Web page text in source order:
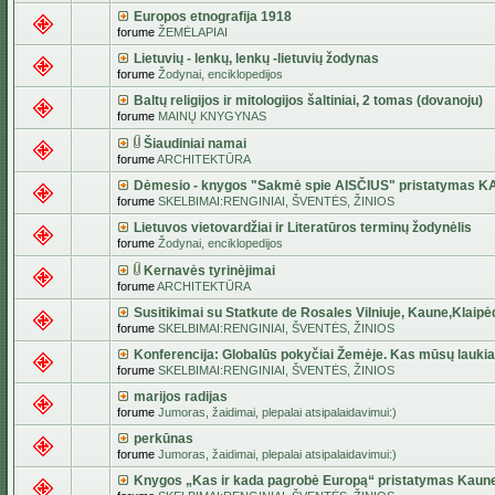
Europos etnografija 1918
forume ŽEMĖLAPIAI
Lietuvių - lenkų, lenkų -lietuvių žodynas
forume Žodynai, enciklopedijos
Baltų religijos ir mitologijos šaltiniai, 2 tomas (dovanoju)
forume MAINŲ KNYGYNAS
Šiaudiniai namai
forumeARCHITEKTŪRA
Dėmesio - knygos "Sakmė spie AISČIUS" pristatymas
forume SKELBIMAI:RENGINIAI, ŠVENTĖS, ŽINIOS
Lietuvos vietovardžiai ir Literatūros terminų žodynėlis
forume Žodynai, enciklopedijos
Kernavės tyrinėjimai
forumeARCHITEKTŪRA
Susitikimai su Statkute de Rosales Vilniuje,
forume SKELBIMAI:RENGINIAI, ŠVENTĖS, ŽINIOS
Konferencija: Globalūs pokyčiai Žemėje. Kas mūsų
forume SKELBIMAI:RENGINIAI, ŠVENTĖS, ŽINIOS
marijos radijas
forume Jumoras, žaidimai, plepalai atsipalaidavimui:)
perkūnas
forume Jumoras, žaidimai, plepalai atsipalaidavimui:)
Knygos „Kas ir kada pagrobė Europą“ pristatymas